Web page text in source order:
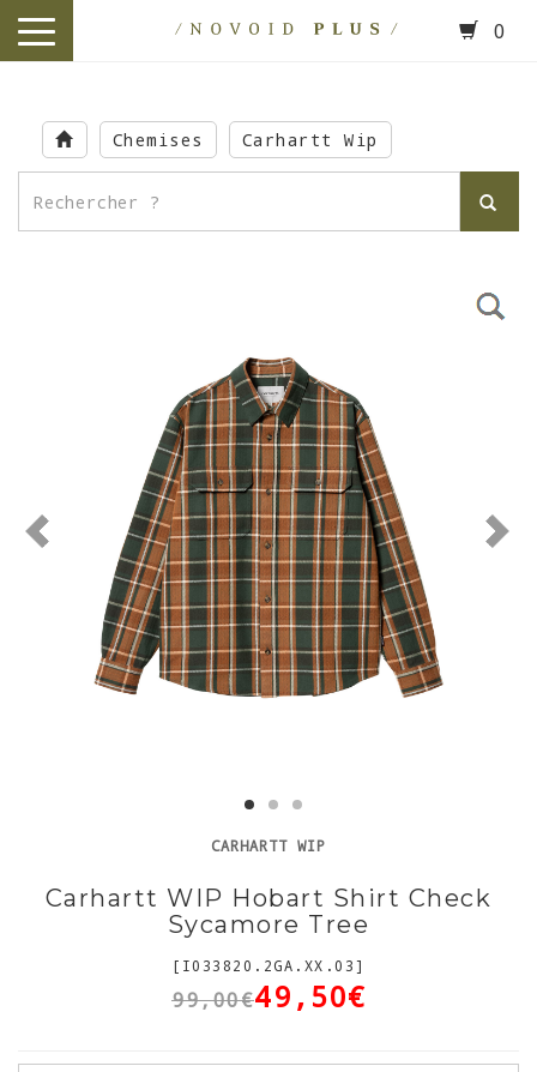
main
content
toggle
0
Chemises Carhartt Wip
CARHARTT WIP
Carhartt WIP Hobart Shirt Check
Sycamore Tree
[I033820.2GA.XX.03]
99,00€49,50€